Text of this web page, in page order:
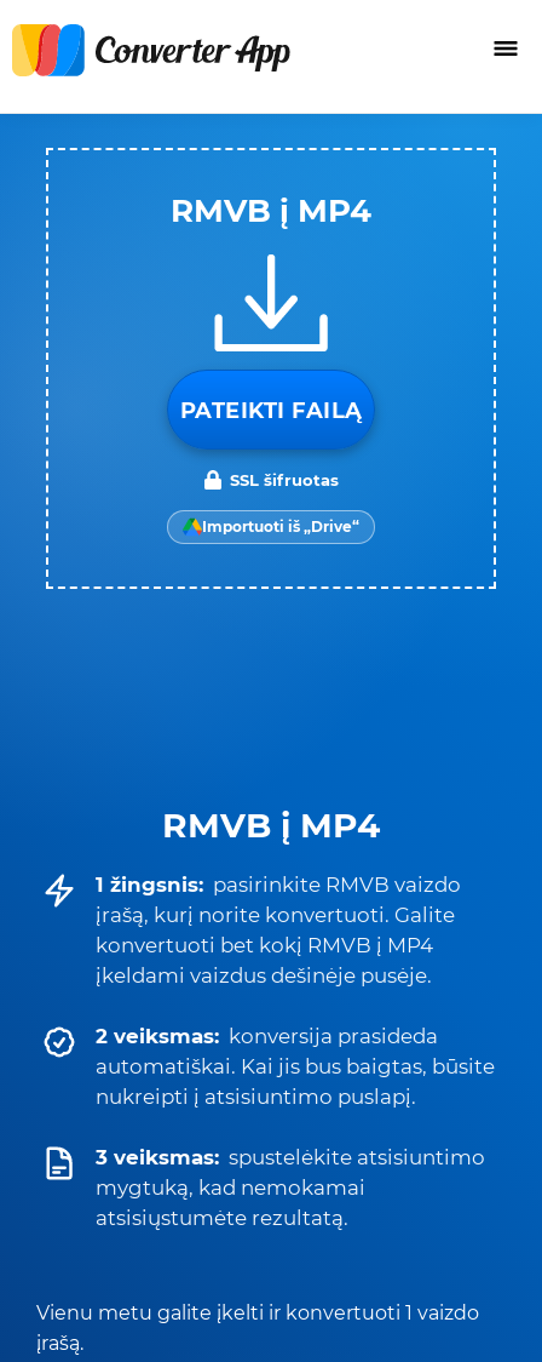
RMVB į MP4
1 žingsnis: pasirinkite RMVB vaizdo
įrašą, kurį norite konvertuoti. Galite
konvertuoti bet kokį RMVB į MP4
įkeldami vaizdus dešinėje pusėje.
2 veiksmas: konversija prasideda
automatiškai. Kai jis bus baigtas, būsite
nukreipti į atsisiuntimo puslapį.
3 veiksmas: spustelėkite atsisiuntimo
mygtuką, kad nemokamai
atsisiųstumėte rezultatą.
Vienu metu galite įkelti ir konvertuoti 1 vaizdo
įrašą.
RMVB į MP4
PATEIKTI FAILĄ
SSL šifruotas
Importuoti iš „Drive“